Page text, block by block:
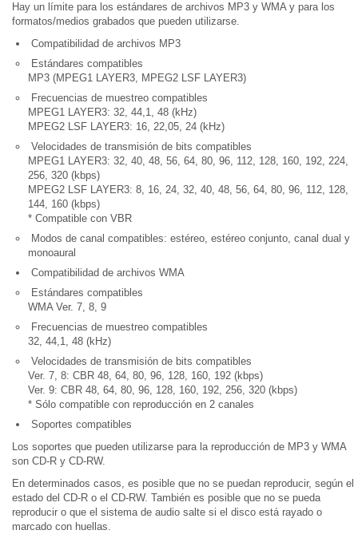
Hay un límite para los estándares de archivos MP3 y WMA y para los
formatos/medios grabados que pueden utilizarse.
Compatibilidad de archivos MP3
Estándares compatibles
MP3 (MPEG1 LAYER3, MPEG2 LSF LAYER3)
Frecuencias de muestreo compatibles
MPEG1 LAYER3: 32, 44,1, 48 (kHz)
MPEG2 LSF LAYER3: 16, 22,05, 24 (kHz)
Velocidades de transmisión de bits compatibles
MPEG1 LAYER3: 32, 40, 48, 56, 64, 80, 96, 112, 128, 160, 192, 224,
256, 320 (kbps)
MPEG2 LSF LAYER3: 8, 16, 24, 32, 40, 48, 56, 64, 80, 96, 112, 128,
144, 160 (kbps)
* Compatible con VBR
Modos de canal compatibles: estéreo, estéreo conjunto, canal dual y
monoaural
Compatibilidad de archivos WMA
Estándares compatibles
WMA Ver. 7, 8, 9
Frecuencias de muestreo compatibles
32, 44,1, 48 (kHz)
Velocidades de transmisión de bits compatibles
Ver. 7, 8: CBR 48, 64, 80, 96, 128, 160, 192 (kbps)
Ver. 9: CBR 48, 64, 80, 96, 128, 160, 192, 256, 320 (kbps)
* Sólo compatible con reproducción en 2 canales
Soportes compatibles
Los soportes que pueden utilizarse para la reproducción de MP3 y WMA
son CD-R y CD-RW.
En determinados casos, es posible que no se puedan reproducir, según el
estado del CD-R o el CD-RW. También es posible que no se pueda
reproducir o que el sistema de audio salte si el disco está rayado o
marcado con huellas.